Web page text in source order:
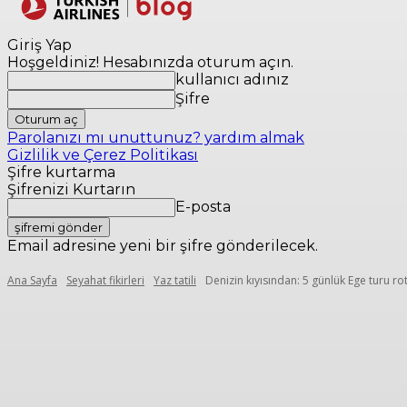
Giriş Yap
Hoşgeldiniz! Hesabınızda oturum açın.
kullanıcı adınız
Şifre
Parolanızı mı unuttunuz? yardım almak
Gizlilik ve Çerez Politikası
Şifre kurtarma
Şifrenizi Kurtarın
E-posta
Email adresine yeni bir şifre gönderilecek.
Ana Sayfa Seyahat fikirleri Yaz tatili Denizin kıyısından: 5 günlük Ege turu